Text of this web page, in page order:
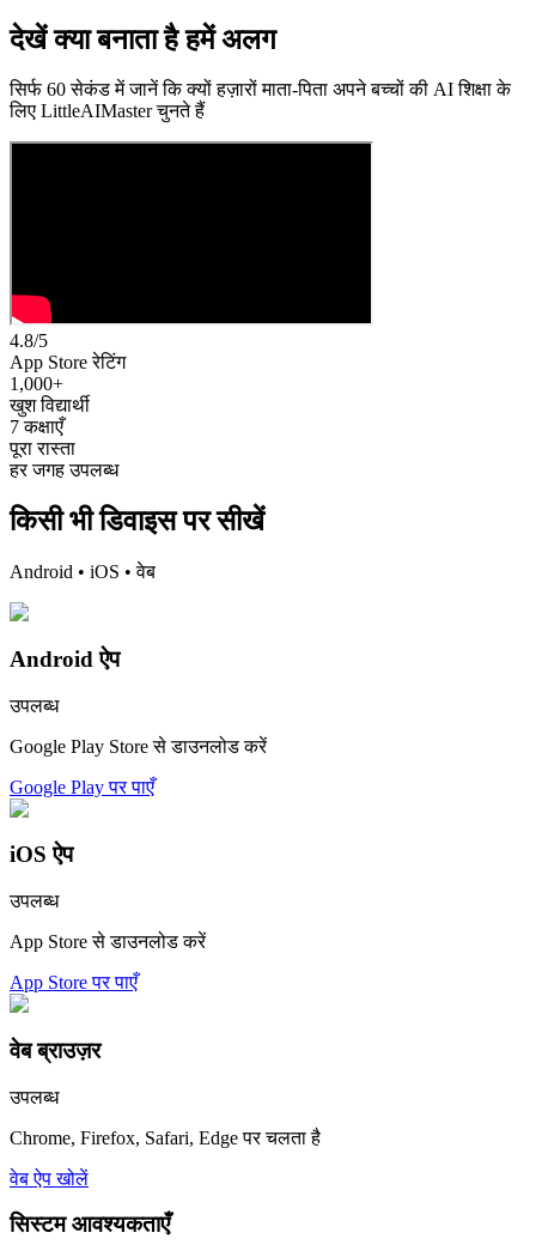
देखें क्या बनाता है हमेंअलग
सिर्फ 60 सेकंड में जानें कि क्यों हज़ारों माता-पिता अपने बच्चों की AI शिक्षा के
लिए LittleAIMaster चुनते हैं
4.8/5
App Store रेटिंग
1,000+
खुश विद्यार्थी
7 कक्षाएँ
पूरा रास्ता
हर जगह उपलब्ध
किसी भी डिवाइस पर सीखें
Android • iOS • वेब
Android ऐप
उपलब्ध
Google Play Store से डाउनलोड करें
Google Play पर पाएँ
iOS ऐप
उपलब्ध
App Store से डाउनलोड करें
App Store पर पाएँ
वेब ब्राउज़र
उपलब्ध
Chrome, Firefox, Safari, Edge पर चलता है
वेब ऐप खोलें
सिस्टम आवश्यकताएँ